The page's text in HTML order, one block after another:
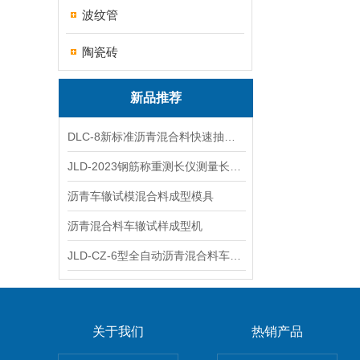
波纹管
陶瓷砖
新品推荐
沥青车辙试模混合料成型模具
沥青混合料车辙试样成型机
关于我们 热销产品